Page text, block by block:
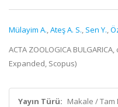
Mülayim A.,Ateş A. S., Sen Y.,
ACTA ZOOLOGICA
Expanded, Scopus)
Yayın Türü: Makale / Tam